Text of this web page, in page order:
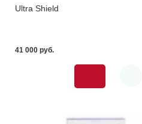
Ultra Shield
41 000 pуб.